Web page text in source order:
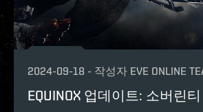
2024-09-18 - 작성자 EVE ONLINE
EQUINOX 업데이트: 소버린